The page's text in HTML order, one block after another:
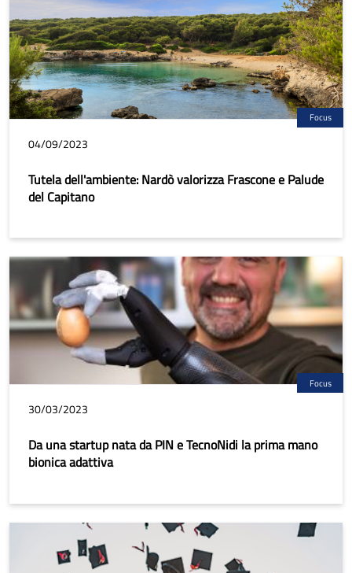
Focus
04/09/2023
Tutela dell'ambiente: Nardò valorizza Frascone e Palude
del Capitano
Focus
30/03/2023
Da una startup nata da PIN e TecnoNidi la prima mano
bionica adattiva